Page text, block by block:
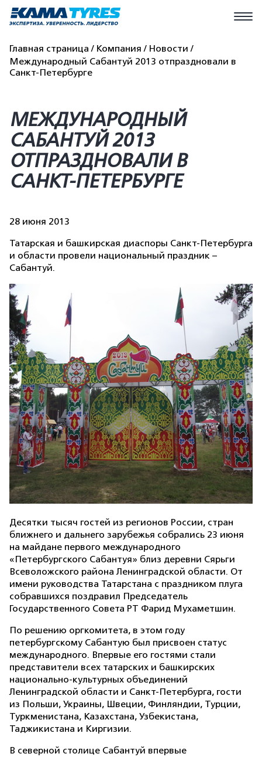
Главная страница Компания
Новости
Международный Сабантуй 2013 отпраздновали в
Санкт-Петербурге
МЕЖДУНАРОДНЫЙ
САБАНТУЙ 2013
ОТПРАЗДНОВАЛИ В
САНКТ-ПЕТЕРБУРГЕ
28 июня 2013
Татарская и башкирская диаспоры Санкт-Петербурга
и области провели национальный праздник –
Сабантуй.
Десятки тысяч гостей из регионов России, стран
ближнего и дальнего зарубежья собрались 23 июня
на майдане первого международного
«Петербургского Сабантуя» близ деревни Сярьги
Всеволожского района Ленинградской области. От
имени руководства Татарстана с праздником плуга
собравшихся поздравил Председатель
Государственного Совета РТ Фарид Мухаметшин.
По решению оргкомитета, в этом году
петербургскому Сабантую был присвоен статус
международного. Впервые его гостями стали
представители всех татарских и башкирских
национально-культурных объединений
Ленинградской области и Санкт-Петербурга, гости
из Польши, Украины, Швеции, Финляндии, Турции,
Туркменистана, Казахстана, Узбекистана,
Таджикистана и Киргизии.
В северной столице Сабантуй впервые